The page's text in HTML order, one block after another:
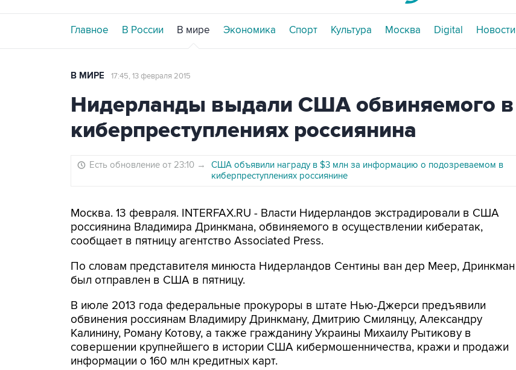
Главное В России В мире Экономика Спорт Культура Москва Digital Новости
В МИРЕ 17:45, 13 февраля 2015
Нидерланды выдали США обвиняемого в
киберпреступлениях россиянина
Есть обновление от 23:10 →
США объявили награду в $3 млн за информацию о подозреваемом в
киберпреступлениях россиянине
Москва. 13 февраля. INTERFAX.RU - Власти Нидерландов экстрадировали в США
россиянина Владимира Дринкмана, обвиняемого в осуществлении кибератак,
сообщает в пятницу агентство Associated Press.
По словам представителя минюста Нидерландов Сентины ван дер Меер, Дринкман
был отправлен в США в пятницу.
В июле 2013 года федеральные прокуроры в штате Нью-Джерси предъявили
обвинения россиянам Владимиру Дринкману, Дмитрию Смилянцу, Александру
Калинину, Роману Котову, а также гражданину Украины Михаилу Рытикову в
совершении крупнейшего в истории США кибермошенничества, кражи и продажи
информации о 160 млн кредитных карт.